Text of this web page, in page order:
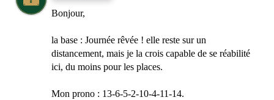
Bonjour,
la base : Journée rêvée ! elle reste sur un
distancement, mais je la crois capable de se réabilité
ici, du moins pour les places.
Mon prono : 13-6-5-2-10-4-11-14.